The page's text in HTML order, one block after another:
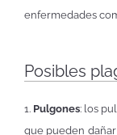
enfermedades
Posibles
1. Pulgones: los
que pueden dañar